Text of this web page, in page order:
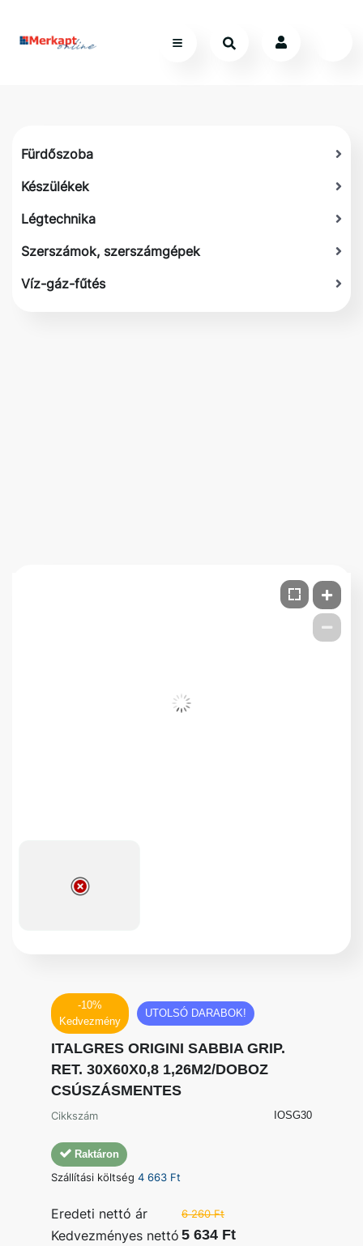
Fürdőszoba
Készülékek
Légtechnika
Szerszámok, szerszámgépek
Víz-gáz-fűtés
-10%
Kedvezmény
UTOLSÓ DARABOK!
ITALGRES ORIGINI SABBIA GRIP.
RET. 30X60X0,8 1,26M2/DOBOZ
CSÚSZÁSMENTES
Cikkszám IOSG30
Raktáron
Szállítási költség 4 663 Ft
Eredeti nettó ár 6 260 Ft
Kedvezményes nettó 5 634 Ft